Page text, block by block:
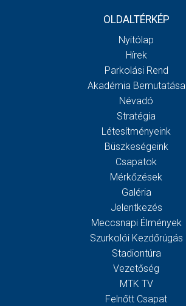
OLDALTÉRKÉP
Nyitólap
Hírek
Parkolási Rend
Akadémia Bemutatása
Névadó
Stratégia
Létesítményeink
Büszkeségeink
Csapatok
Mérkőzések
Galéria
Jelentkezés
Meccsnapi Élmények
Szurkolói Kezdőrúgás
Stadiontúra
Vezetőség
MTK TV
Felnőtt Csapat